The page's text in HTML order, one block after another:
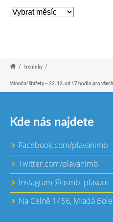
Archív
/ Tréninky /
Vánoční štafety – 22. 12. od 17 hodin pro
Kde nás najdete
Facebook.com/plavanimb
Twitter.com/plavanimb
Instagram @asmb_plavani
Na Celně 1456, Mladá